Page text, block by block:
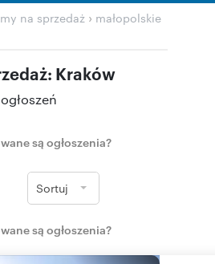
na sprzedaż › małopolskie
Kraków
ogłoszeń
są ogłoszenia?
Sortuj
są ogłoszenia?